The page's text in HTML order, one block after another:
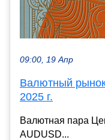
09:00, 19 Апр
Валютный
2025 г.
Валютная пара
AUDUSD...